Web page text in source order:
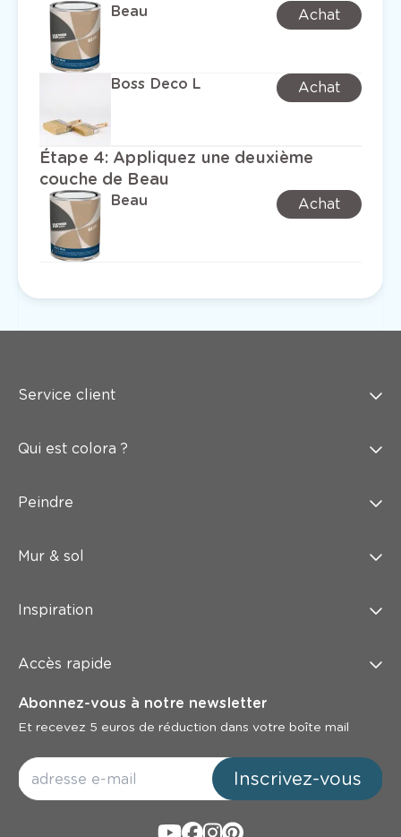
Beau Achat
Boss Deco L Achat
Étape 4: Appliquez une deuxième
couche de Beau
Beau Achat
Service client
Qui est colora ?
Peindre
Mur & sol
Inspiration
Accès rapide
Abonnez-vous à notre newsletter
Et recevez 5 euros de réduction dans votre boîte mail
Inscrivez-vous